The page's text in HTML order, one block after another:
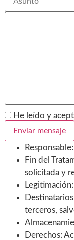
He leído y
Fin del
solicitada y
terceros,
Derechos: